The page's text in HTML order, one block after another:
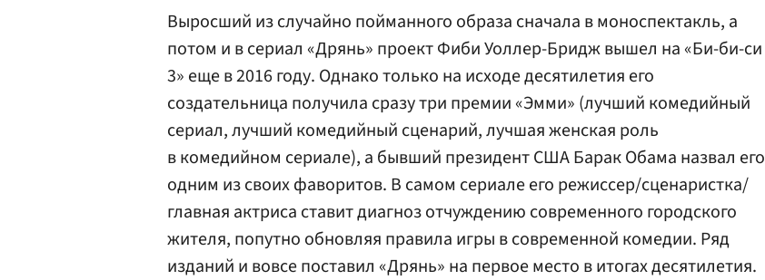
Выросший из случайно пойманного образа сначала в моноспектакль, а
потом и в сериал «Дрянь» проект Фиби Уоллер-Бридж вышел на «Би-би-си
3» еще в 2016 году. Однако только на исходе десятилетия его
создательница получила сразу три премии «Эмми» (лучший комедийный
сериал, лучший комедийный сценарий, лучшая женская роль
в комедийном сериале), а бывший президент США Барак Обама назвал его
одним из своих фаворитов. В самом сериале его режиссер/сценаристка/
главная актриса ставит диагноз отчуждению современного городского
жителя, попутно обновляя правила игры в современной комедии. Ряд
изданий и вовсе поставил «Дрянь» на первое место в итогах десятилетия.